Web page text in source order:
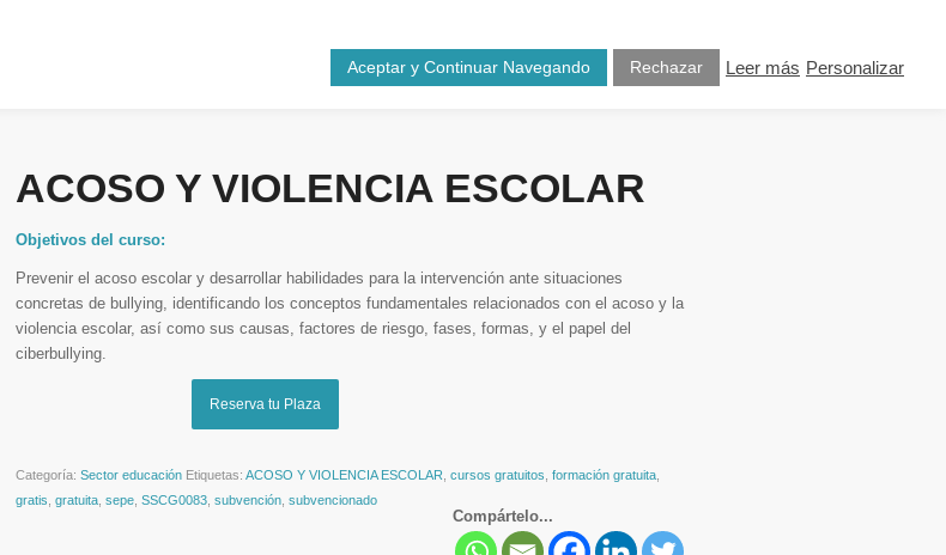
Cursos Nosotros Blog Contacto
ACOSO Y VIOLENCIA ESCOLAR
Objetivos del curso:
Prevenir el acoso escolar y desarrollar habilidades para la intervención ante situaciones
concretas de bullying, identificando los conceptos fundamentales relacionados con el acoso y la
violencia escolar, así como sus causas, factores de riesgo, fases, formas, y el papel del
ciberbullying.
Reserva tu Plaza
Categoría:Sector educación Etiquetas:ACOSO Y VIOLENCIA ESCOLAR ,cursos gratuitos ,formación gratuita
gratis ,gratuita ,sepe ,SSCG0083 ,subvención ,subvencionado
Compártelo...
Aceptar y Continuar Navegando Rechazar Leer más Personalizar